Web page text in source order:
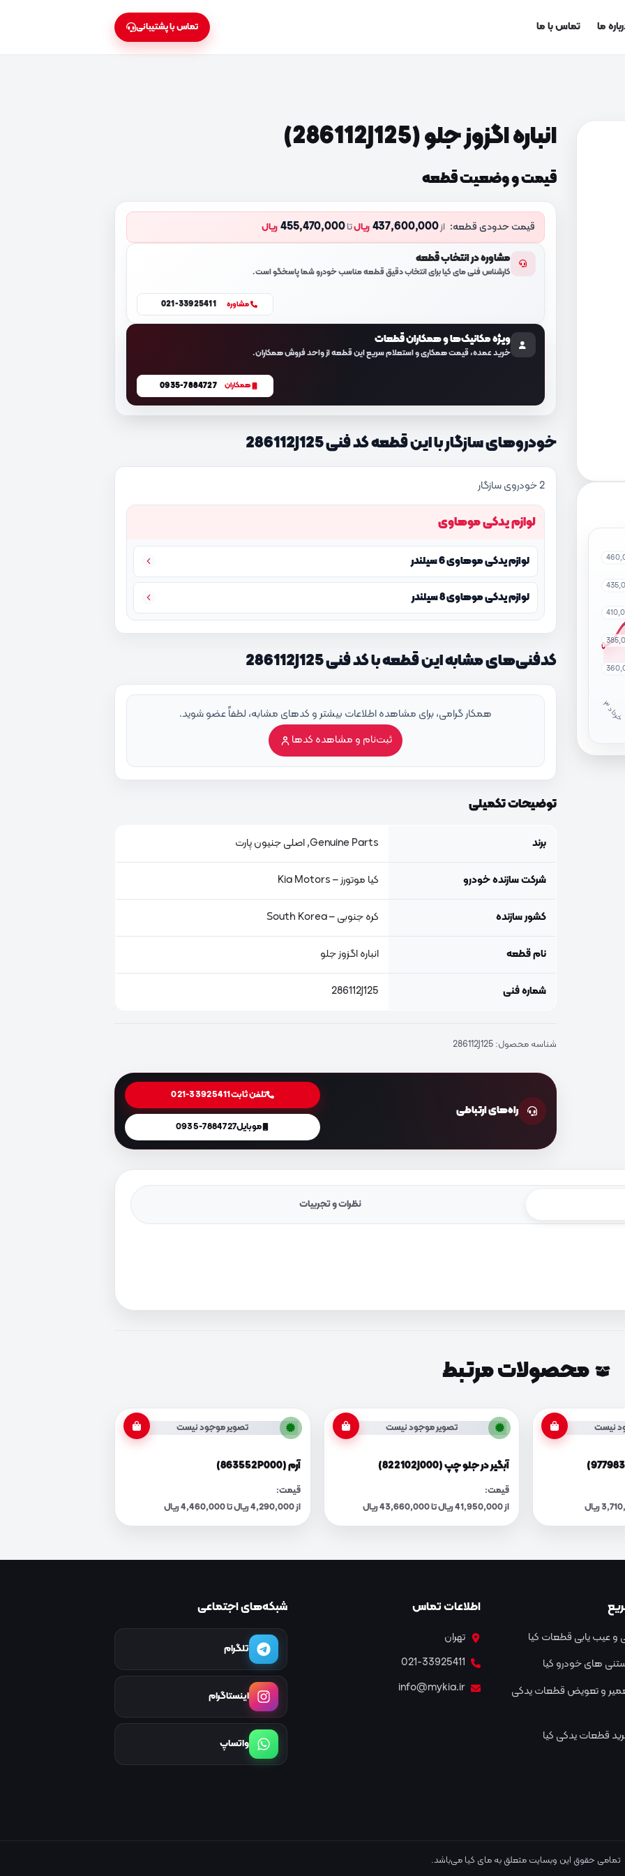
ما تماس با ما تماس با پشتیبانی
خ
ر
داد
۳
انباره اگزوز جلو (286112J125)
قیمت و وضعیت قطعه
قیمت حدودی قطعه: از437,600,000 ریالتا455,470,000 ریال
مشاوره در انتخاب قطعه
کارشناس فنی مای کیا برای انتخاب دقیق قطعه مناسب خودرو شما پاسخگو است.
مشاوره 021-33925411
ویژه مکانیک‌ها و همکاران قطعات
خرید عمده، قیمت همکاری و استعلام سریع این قطعه از واحد فروش همکاران.
همکاران 0935-7884727
خودروهای سازگار با این قطعه کد فنی 286112J125
2 خودروی سازگار
لوازم یدکی موهاوی
لوازم یدکی موهاوی 6 سیلندر
لوازم یدکی موهاوی 8 سیلندر
کدفنی‌های مشابه این قطعه با کد فنی 286112J125
همکار گرامی، برای مشاهده اطلاعات بیشتر و کدهای مشابه، لطفاً عضو شوید.
ثبت‌نام و مشاهده کدها
توضیحات تکمیلی
برند Genuine Parts, اصلی جنیون پارت
شرکت سازنده خودرو کیا موتورز – Kia Motors
کشور سازنده کره جنوبی – South Korea
نام قطعه انباره اگزوز جلو
شماره فنی 286112J125
شناسه محصول:286112J125
راه‌های ارتباطی
تلفن ثابت021-33925411
موبایل0935-7884727
نظرات و تجربیات
محصولات مرتبط
نیست تصویر موجود نیست
آبگیر در جلو چپ (822102J000)
قیمت:
از 41,950,000 ریال تا 43,660,000 ریال
تصویر موجود نیست
آرم (863552P000)
قیمت:
از 4,290,000 ریال تا 4,460,000 ریال
و عیب یابی قطعات کیا
های خودرو کیا
و تعویض قطعات یدکی
قطعات یدکی کیا
اطلاعات تماس
تهران
021-33925411
info@mykia.ir
شبکه‌های اجتماعی
تلگرام
اینستاگرام
واتساپ
تمامی حقوق این وبسایت متعلق به مای کیا می‌باشد.